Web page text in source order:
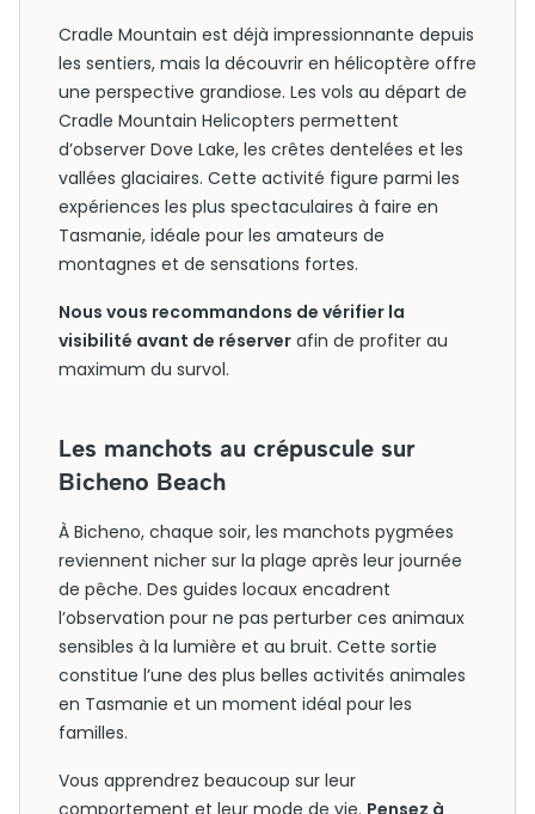
Cradle Mountain est déjà impressionnante depuis
les sentiers, mais la découvrir en hélicoptère offre
une perspective grandiose. Les vols au départ de
Cradle Mountain Helicopters permettent
d’observer Dove Lake, les crêtes dentelées et les
vallées glaciaires. Cette activité figure parmi les
expériences les plus spectaculaires à faire en
Tasmanie, idéale pour les amateurs de
montagnes et de sensations fortes.
Nous vous recommandons de vérifier la
visibilité avant de réserver afin de profiter au
maximum du survol.
Les manchots au crépuscule sur
Bicheno Beach
À Bicheno, chaque soir, les manchots pygmées
reviennent nicher sur la plage après leur journée
de pêche. Des guides locaux encadrent
l’observation pour ne pas perturber ces animaux
sensibles à la lumière et au bruit. Cette sortie
constitue l’une des plus belles activités animales
en Tasmanie et un moment idéal pour les
familles.
Vous apprendrez beaucoup sur leur
comportement et leur mode de vie. Pensez à